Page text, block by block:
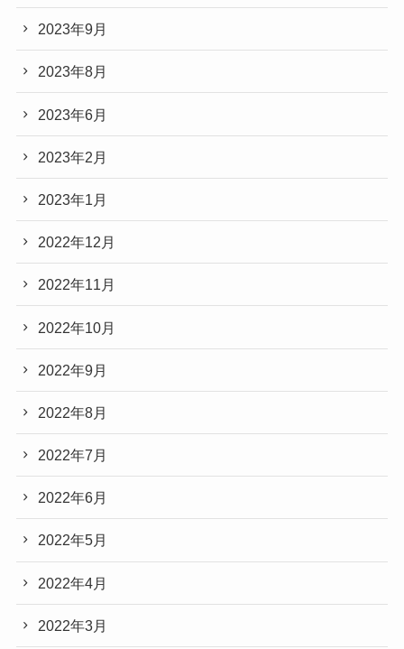
2023年9月
2023年8月
2023年6月
2023年2月
2023年1月
2022年12月
2022年11月
2022年10月
2022年9月
2022年8月
2022年7月
2022年6月
2022年5月
2022年4月
2022年3月